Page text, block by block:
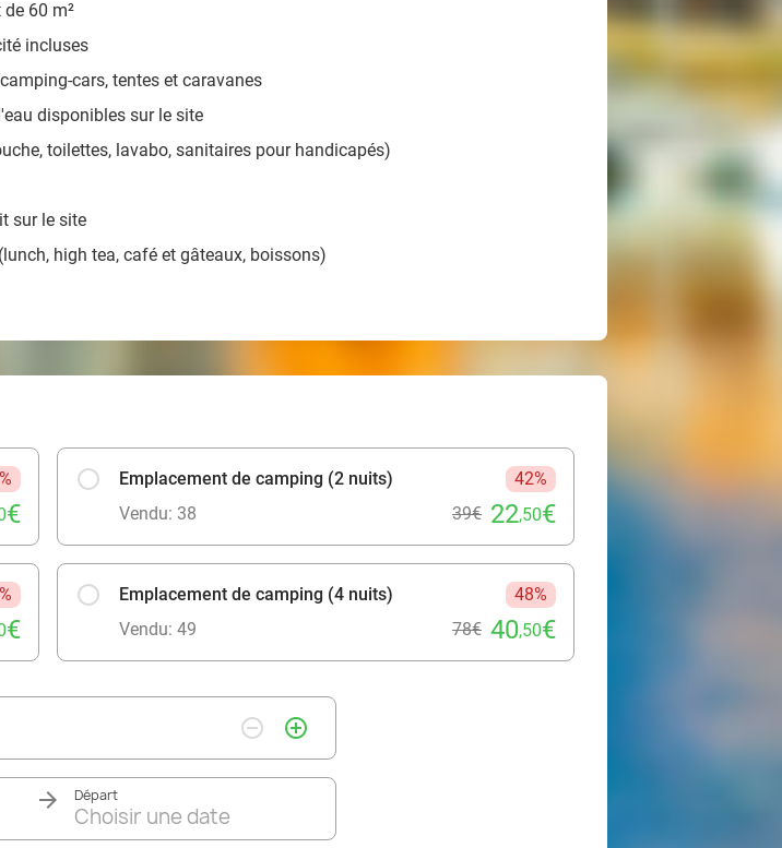
60 m²
incluses
cars, tentes et caravanes
disponibles sur le site
toilettes, lavabo, sanitaires pour handicapés)
sur le site
high tea, café et gâteaux, boissons)
€
Emplacement de camping (2 nuits)
42%
Vendu: 38
39€ 22,50€
€
Emplacement de camping (4 nuits)
48%
Vendu: 49
78€ 40,50€
remove_circle_outline add_circle_outline
Départ
Choisir une date